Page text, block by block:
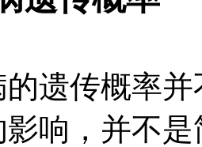
遗传概率
响，并不